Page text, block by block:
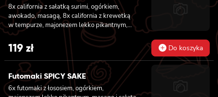
8x california z sałatką surimi, ogórkiem,
awokado, masagą, 8x california z krewetką
w tempurze, majonezem lekko pikantnym,
ogórkiem, sezamem i masago, 6x futomaki z
tuńczykiem, majonezem lekko pikantnym,
awokado, ogórkiem i sałatą, 6x futomaki z
pieczonym łososiem, ogórkiem, majonezem
lekko pikantnym, masago i sałatą, 6x
futomaki z krewetką w tempurze, ogórkiem,
sałatą i majonezem lekko pikantnym, 8x maki
119 zł Do koszyka
Futomaki SPICY SAKE
6x futomaki z łososiem, ogórkiem,